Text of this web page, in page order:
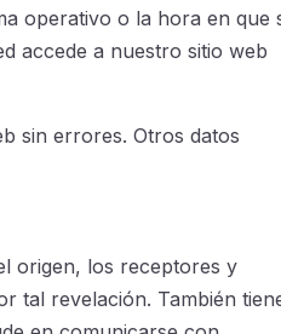
operativo o la hora en que
accede a nuestro sitio web
sin errores. Otros datos
origen, los receptores y
tal revelación. También